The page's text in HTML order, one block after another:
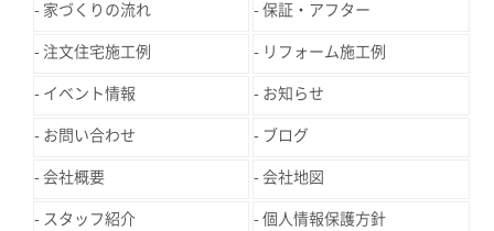
家づくりの流れ 保証・アフター
注文住宅施工例 リフォーム施工例
イベント情報 お知らせ
お問い合わせ ブログ
会社概要 会社地図
スタッフ紹介 個人情報保護方針